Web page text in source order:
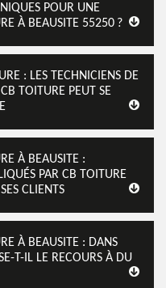
POUR UNE
À BEAUSITE 55250 ?
: LES TECHNICIENS DE
TOITURE PEUT SE
À BEAUSITE :
PAR CB TOITURE
CLIENTS
À BEAUSITE : DANS
T-IL LE RECOURS À DU